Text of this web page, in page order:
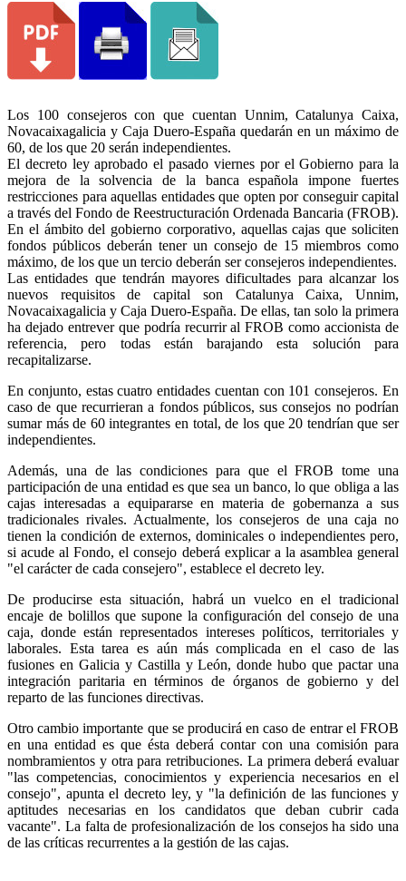
Los 100 consejeros con que cuentan Unnim, Catalunya Caixa,
Novacaixagalicia y Caja Duero-España quedarán en un máximo de
60, de los que 20 serán independientes.
El decreto ley aprobado el pasado viernes por el Gobierno para la
mejora de la solvencia de la banca española impone fuertes
restricciones para aquellas entidades que opten por conseguir capital
a través del Fondo de Reestructuración Ordenada Bancaria (FROB).
En el ámbito del gobierno corporativo, aquellas cajas que soliciten
fondos públicos deberán tener un consejo de 15 miembros como
máximo, de los que un tercio deberán ser consejeros independientes.
Las entidades que tendrán mayores dificultades para alcanzar los
nuevos requisitos de capital son Catalunya Caixa, Unnim,
Novacaixagalicia y Caja Duero-España. De ellas, tan solo la primera
ha dejado entrever que podría recurrir al FROB como accionista de
referencia, pero todas están barajando esta solución para
recapitalizarse.
En conjunto, estas cuatro entidades cuentan con 101 consejeros. En
caso de que recurrieran a fondos públicos, sus consejos no podrían
sumar más de 60 integrantes en total, de los que 20 tendrían que ser
independientes.
Además, una de las condiciones para que el FROB tome una
participación de una entidad es que sea un banco, lo que obliga a las
cajas interesadas a equipararse en materia de gobernanza a sus
tradicionales rivales. Actualmente, los consejeros de una caja no
tienen la condición de externos, dominicales o independientes pero,
si acude al Fondo, el consejo deberá explicar a la asamblea general
"el carácter de cada consejero", establece el decreto ley.
De producirse esta situación, habrá un vuelco en el tradicional
encaje de bolillos que supone la configuración del consejo de una
caja, donde están representados intereses políticos, territoriales y
laborales. Esta tarea es aún más complicada en el caso de las
fusiones en Galicia y Castilla y León, donde hubo que pactar una
integración paritaria en términos de órganos de gobierno y del
reparto de las funciones directivas.
Otro cambio importante que se producirá en caso de entrar el FROB
en una entidad es que ésta deberá contar con una comisión para
nombramientos y otra para retribuciones. La primera deberá evaluar
"las competencias, conocimientos y experiencia necesarios en el
consejo", apunta el decreto ley, y "la definición de las funciones y
aptitudes necesarias en los candidatos que deban cubrir cada
vacante". La falta de profesionalización de los consejos ha sido una
de las críticas recurrentes a la gestión de las cajas.